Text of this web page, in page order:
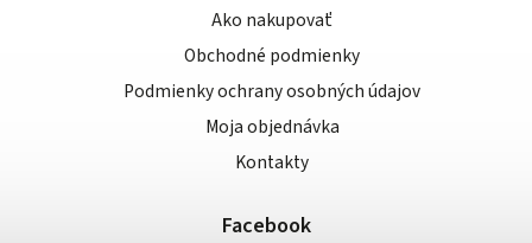
Ako nakupovať
Obchodné podmienky
Podmienky ochrany osobných údajov
Moja objednávka
Kontakty
Facebook